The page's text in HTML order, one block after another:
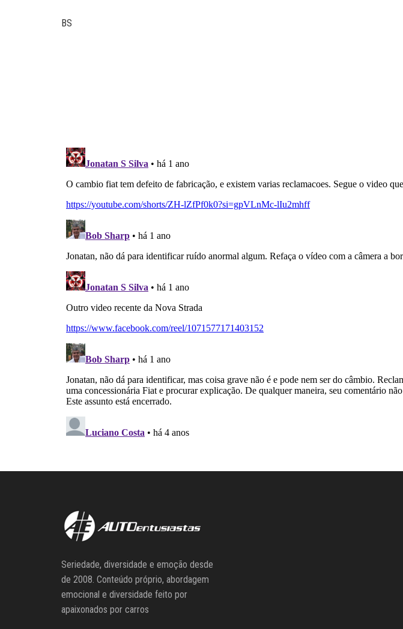
BS
Seriedade, diversidade e emoção desde
de 2008. Conteúdo próprio, abordagem
emocional e diversidade feito por
apaixonados por carros